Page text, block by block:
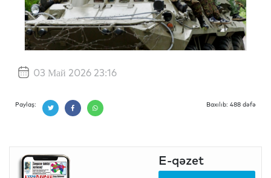
03 Май 2026 23:16
Paylaş: Baxılıb: 488 dəfə
E-qəzet